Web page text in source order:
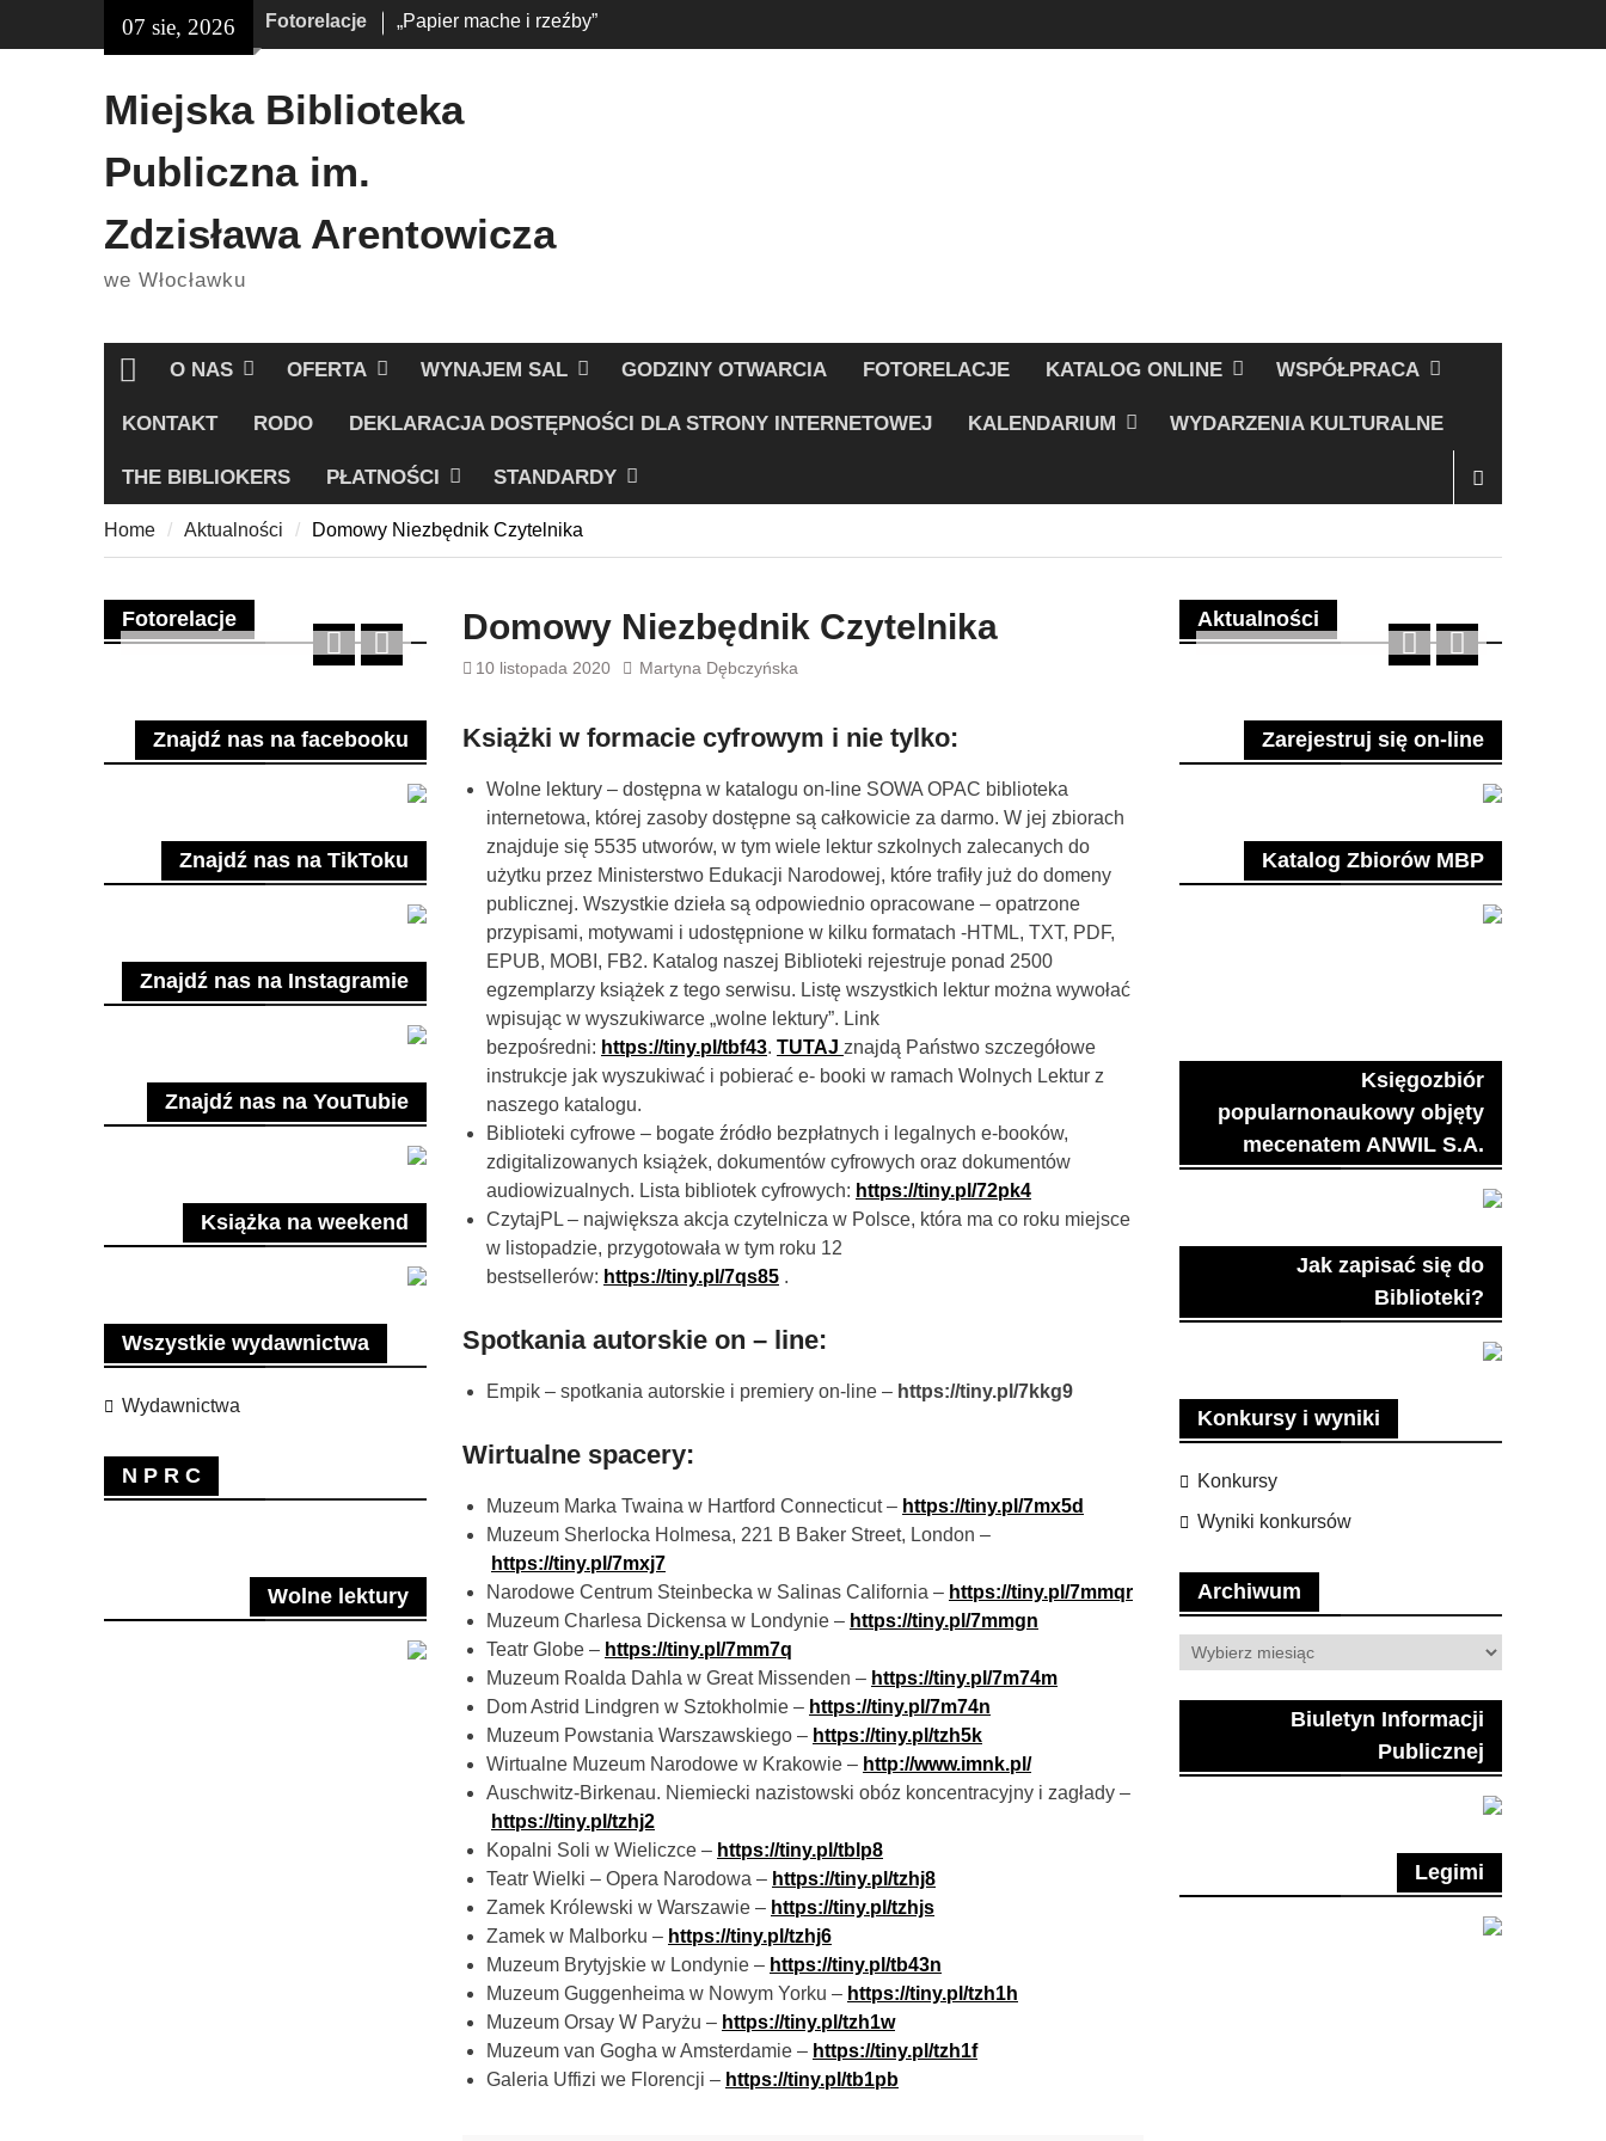
07 sie, 2026 Fotorelacje
„Papier mache i rzeźby”
„Książkobudzik” w Strefie Dziecka
Miejska Biblioteka
Publiczna im.
Zdzisława Arentowicza
we Włocławku
HomeO NAS OFERTA WYNAJEM SAL GODZINY OTWARCIA FOTORELACJE KATALOG ONLINE WSPÓŁPRACA
KONTAKT RODO DEKLARACJA DOSTĘPNOŚCI DLA STRONY INTERNETOWEJ KALENDARIUM WYDARZENIA KULTURALNE
THE BIBLIOKERS PŁATNOŚCI STANDARDY
Home Aktualności Domowy Niezbędnik Czytelnika
Domowy Niezbędnik Czytelnika
10 listopada 2020 Martyna Dębczyńska
Książki w formacie cyfrowym i nie tylko:
Wolne lektury – dostępna w katalogu on-line SOWA OPAC biblioteka
internetowa, której zasoby dostępne są całkowicie za darmo. W jej zbiorach
znajduje się 5535 utworów, w tym wiele lektur szkolnych zalecanych do
użytku przez Ministerstwo Edukacji Narodowej, które trafiły już do domeny
publicznej. Wszystkie dzieła są odpowiednio opracowane – opatrzone
przypisami, motywami i udostępnione w kilku formatach -HTML, TXT, PDF,
EPUB, MOBI, FB2. Katalog naszej Biblioteki rejestruje ponad 2500
egzemplarzy książek z tego serwisu. Listę wszystkich lektur można wywołać
wpisując w wyszukiwarce „wolne lektury”. Link
bezpośredni: https://tiny.pl/tbf43. TUTAJ znajdą Państwo szczegółowe
instrukcje jak wyszukiwać i pobierać e- booki w ramach Wolnych Lektur z
naszego katalogu.
Biblioteki cyfrowe – bogate źródło bezpłatnych i legalnych e-booków,
zdigitalizowanych książek, dokumentów cyfrowych oraz dokumentów
audiowizualnych. Lista bibliotek cyfrowych: https://tiny.pl/72pk4
CzytajPL – największa akcja czytelnicza w Polsce, która ma co roku miejsce
w listopadzie, przygotowała w tym roku 12
bestsellerów: https://tiny.pl/7qs85 .
Spotkania autorskie on – line:
Empik – spotkania autorskie i premiery on-line – https://tiny.pl/7kkg9
Wirtualne spacery:
Muzeum Marka Twaina w Hartford Connecticut – https://tiny.pl/7mx5d
Muzeum Sherlocka Holmesa, 221 B Baker Street, London –
https://tiny.pl/7mxj7
Narodowe Centrum Steinbecka w Salinas California – https://tiny.pl/7mmqr
Muzeum Charlesa Dickensa w Londynie – https://tiny.pl/7mmgn
Teatr Globe – https://tiny.pl/7mm7q
Muzeum Roalda Dahla w Great Missenden – https://tiny.pl/7m74m
Dom Astrid Lindgren w Sztokholmie – https://tiny.pl/7m74n
Muzeum Powstania Warszawskiego – https://tiny.pl/tzh5k
Wirtualne Muzeum Narodowe w Krakowie – http://www.imnk.pl/
Auschwitz-Birkenau. Niemiecki nazistowski obóz koncentracyjny i zagłady –
https://tiny.pl/tzhj2
Kopalni Soli w Wieliczce – https://tiny.pl/tblp8
Teatr Wielki – Opera Narodowa – https://tiny.pl/tzhj8
Zamek Królewski w Warszawie – https://tiny.pl/tzhjs
Zamek w Malborku – https://tiny.pl/tzhj6
Muzeum Brytyjskie w Londynie – https://tiny.pl/tb43n
Muzeum Guggenheima w Nowym Yorku – https://tiny.pl/tzh1h
Muzeum Orsay W Paryżu – https://tiny.pl/tzh1w
Muzeum van Gogha w Amsterdamie – https://tiny.pl/tzh1f
Galeria Uffizi we Florencji – https://tiny.pl/tb1pb
Aktualności
Zarejestruj się on-line
Katalog Zbiorów MBP
Księgozbiór
popularnonaukowy objęty
mecenatem ANWIL S.A.
Jak zapisać się do
Biblioteki?
Konkursy i wyniki
Konkursy
Wyniki konkursów
Archiwum
Archiwum
Biuletyn Informacji
Publicznej
Legimi
Fotorelacje
Znajdź nas na facebooku
Znajdź nas na TikToku
Znajdź nas na Instagramie
Znajdź nas na YouTubie
Książka na weekend
Wszystkie wydawnictwa
Wydawnictwa
N P R C
Wolne lektury